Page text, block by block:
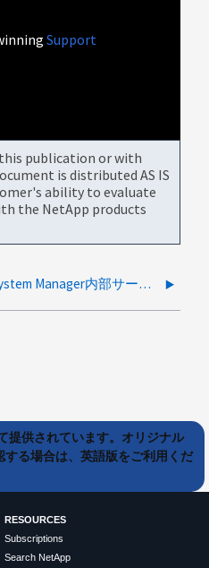
Support
publication or with
is distributed AS IS
ability to evaluate
the NetApp products
AIQDAの提案を承認する際のSystem Manager内部サーバーエラー
提供されています。オリジナル
る場合は、英語版をご利用くだ
RESOURCES
Subscriptions
Search NetApp